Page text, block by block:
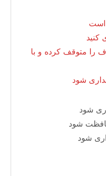
است
کنید
متوقف کرده و با
شود
شود
شود
شود